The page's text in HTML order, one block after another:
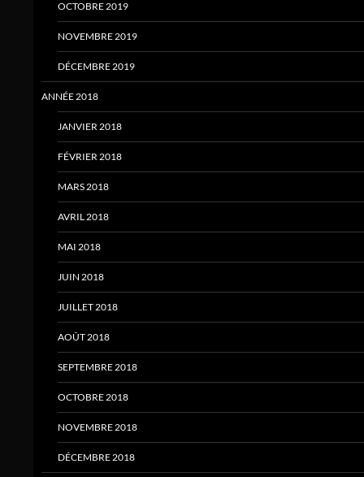
OCTOBRE 2019
NOVEMBRE 2019
DÉCEMBRE 2019
ANNÉE 2018
JANVIER 2018
FÉVRIER 2018
MARS 2018
AVRIL 2018
MAI 2018
JUIN 2018
JUILLET 2018
AOÛT 2018
SEPTEMBRE 2018
OCTOBRE 2018
NOVEMBRE 2018
DÉCEMBRE 2018